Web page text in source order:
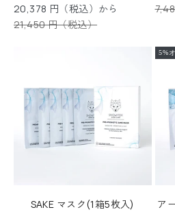
セール価格
20,378 円（税込）から
通常価格
21,450 円（税込）
通
SAKE マスク(1箱5枚入)
5%
ア